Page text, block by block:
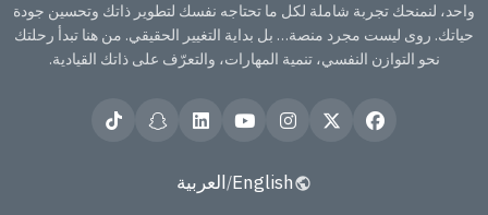
واحد، لنمنحك تجربة شاملة لكل ما تحتاجه نفسك لتطوير ذاتك وتحسين جودة
حياتك. روى ليست مجرد منصة… بل بداية التغيير الحقيقي. من هنا تبدأ رحلتك
نحو التوازن النفسي، تنمية المهارات، والتعرّف على ذاتك القيادية.
English
/العربية